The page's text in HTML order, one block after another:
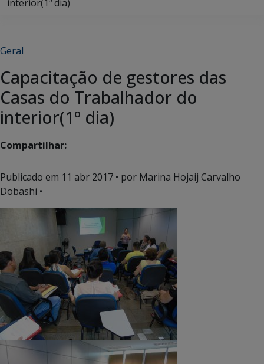
interior(1º dia)
Geral
Capacitação de gestores das
Casas do Trabalhador do
interior(1º dia)
Compartilhar:
Publicado em 11 abr 2017 • por Marina Hojaij Carvalho
Dobashi •